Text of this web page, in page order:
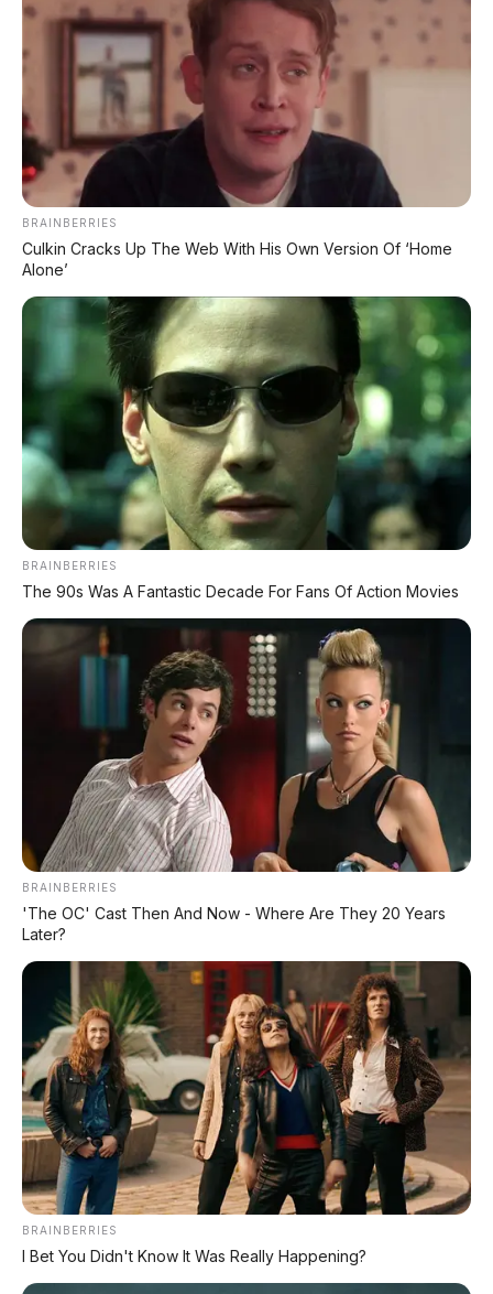
CEK UNIT SEKARANG
PROMO MINGGU INI
SEMUA MEREK
DP MULAI
100RB
✅Honda, Yamaha, Suzuki, Kawasaki
✅ Proses 1 Jam Langsung ACC
✅ Syarat Cukup KTP & KK
AMBIL PROMO >
DIJUAL MOBIL BEKAS DENPASAR
DIJUAL: Suzuki Swift GX 2013 Manual – Hitam
Legam, Low KM 100 Ribu, Pajak Panjang!
Kondisi Istimewa di Denpasar
DIJUAL: Nissan Serena HWS Matic 2017 –
Kondisi Istimewa, Hanya 68.000 KM! Siap Pakai
di Denpasar
DIJUAL: Mitsubishi Xpander Ultimate 2023
Matic – Surat Bali, KM 44.000, Pajak Panjang!
Bali – Kondisi Istimewa, KM 37.000
Lihat Semua Unit Bali »
DATABASEARTIKEL
BRAINBERRIES
Culkin Cracks Up The Web With His Own Version Of ‘Home
Alone’
BRAINBERRIES
The 90s Was A Fantastic Decade For Fans Of Action Movies
BRAINBERRIES
'The OC' Cast Then And Now - Where Are They 20 Years
Later?
BRAINBERRIES
I Bet You Didn't Know It Was Really Happening?